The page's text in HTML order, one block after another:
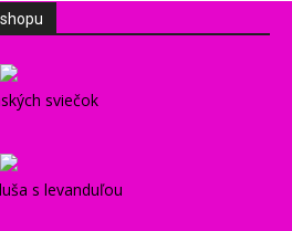
sviečok
s levanduľou